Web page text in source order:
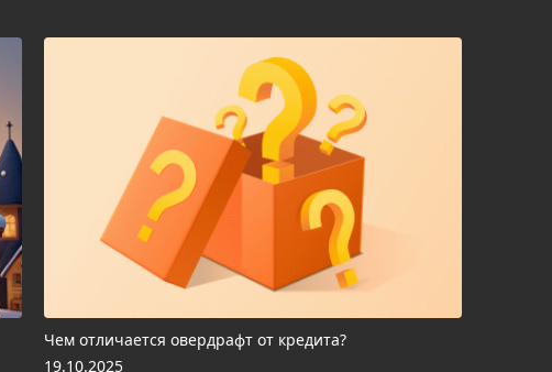
Чем отличается овердрафт от кредита?
19.10.2025